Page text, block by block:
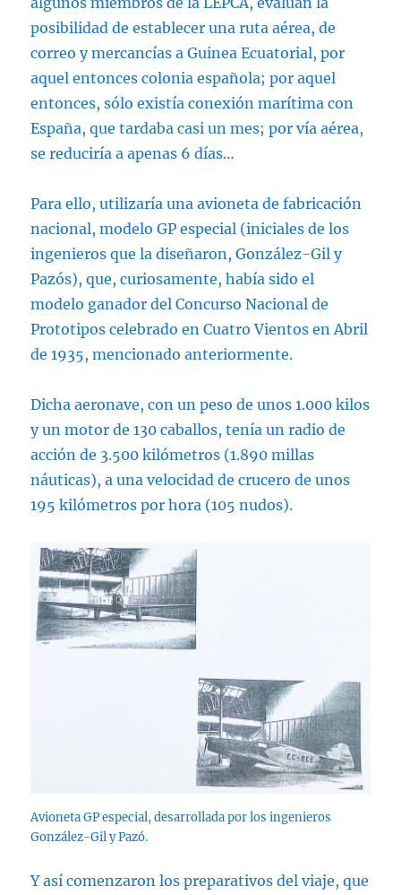
posibilidad de establecer una ruta aérea, de
correo y mercancías a Guinea Ecuatorial, por
aquel entonces colonia española; por aquel
entonces, sólo existía conexión marítima con
España, que tardaba casi un mes; por vía aérea,
se reduciría a apenas 6 días…
Para ello, utilizaría una avioneta de fabricación
nacional, modelo GP especial (iniciales de los
ingenieros que la diseñaron, González-Gil y
Pazós), que, curiosamente, había sido el
modelo ganador del Concurso Nacional de
Prototipos celebrado en Cuatro Vientos en Abril
de 1935, mencionado anteriormente.
Dicha aeronave, con un peso de unos 1.000 kilos
y un motor de 130 caballos, tenía un radio de
acción de 3.500 kilómetros (1.890 millas
náuticas), a una velocidad de crucero de unos
195 kilómetros por hora (105 nudos).
Avioneta GP especial, desarrollada por los ingenieros
González-Gil y Pazó.
Y así comenzaron los preparativos del viaje, que